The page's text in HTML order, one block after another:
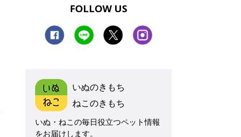
FOLLOW US
いぬのきもち
ねこのきもち
いぬ・ねこの毎日役立つペット情報
をお届けします。